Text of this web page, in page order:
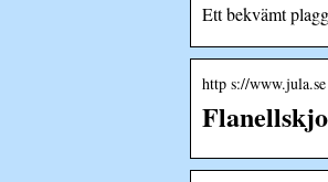
Ett bekvämt
http s://